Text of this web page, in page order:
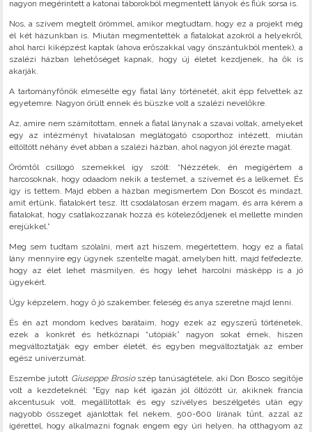
nagyon megérintett a katonai táborokból megmentett lányok és fiúk sorsa is.
Nos, a szívem megtelt örömmel, amikor megtudtam, hogy ez a projekt még
él két házunkban is. Miután megmentették a fiatalokat azokról a helyekről,
ahol harci kiképzést kaptak (ahova erőszakkal vagy önszántukból mentek), a
szalézi házban lehetőséget kapnak, hogy új életet kezdjenek, ha ők is
akarják.
A tartományfőnök elmesélte egy fiatal lány történetét, akit épp felvettek az
egyetemre. Nagyon örült ennek és büszke volt a szalézi nevelőkre.
Az, amire nem számítottam, ennek a fiatal lánynak a szavai voltak, amelyeket
egy az intézményt hivatalosan meglátogató csoporthoz intézett, miután
eltöltött néhány évet abban a szalézi házban, ahol nagyon jól érezte magát.
Örömtől csillogó szemekkel így szólt: “Nézzétek, én megígértem a
harcosoknak, hogy odaadom nekik a testemet, a szívemet és a lelkemet. És
így is tettem. Majd ebben a házban megismertem Don Boscót és mindazt,
amit értünk, fiatalokért tesz. Itt csodálatosan érzem magam, és arra kérem a
fiatalokat, hogy csatlakozzanak hozzá és köteleződjenek el mellette minden
erejükkel.”
Meg sem tudtam szólalni, mert azt hiszem, megértettem, hogy ez a fiatal
lány mennyire egy ügynek szentelte magát, amelyben hitt, majd felfedezte,
hogy az élet lehet másmilyen, és hogy lehet harcolni másképp is a jó
ügyekért.
Úgy képzelem, hogy ő jó szakember, feleség és anya szeretne majd lenni.
És én azt mondom kedves barátaim, hogy ezek az egyszerű történetek,
ezek a konkrét és hétköznapi “utópiák” nagyon sokat érnek, hiszen
megváltoztatják egy ember életét, és egyben megváltoztatják az ember
egész univerzumát.
Eszembe jutott Giuseppe Brosioszép tanúságtétele, aki Don Bosco segítője
volt a kezdeteknél: “Egy nap két igazán jól öltözött úr, akiknek francia
akcentusuk volt, megállítottak és egy szívélyes beszélgetés után egy
nagyobb összeget ajánlottak fel nekem, 500-600 lírának tűnt, azzal az
ígérettel, hogy alkalmazni fognak engem egy úri helyen, ha otthagyom az